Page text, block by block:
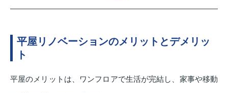
平屋リノベーションのメリットとデメリッ
ト
平屋のメリットは、ワンフロアで生活が完結し、家事や移動